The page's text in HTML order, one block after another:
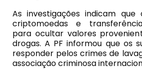
As investigações indicam que
criptomoedas e
para ocultar valores
drogas. A PF informou que os
responder pelos crimes de
associação criminosa